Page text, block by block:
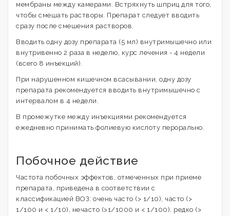
мембраны между камерами. Встряхнуть шприц для того,
чтобы смешать растворы. Препарат следует вводить
сразу после смешения растворов.
Вводить одну дозу препарата (5 мл) внутримышечно или
внутривенно 2 раза в неделю, курс лечения - 4 недели
(всего 8 инъекций).
При нарушенном кишечном всасывании, одну дозу
препарата рекомендуется вводить внутримышечно с
интервалом в 4 недели.
В промежутке между инъекциями рекомендуется
ежедневно принимать фолиевую кислоту перорально.
Побочное действие
Частота побочных эффектов, отмеченных при приеме
препарата, приведена в соответствии с
классификацией ВОЗ: очень часто (> 1/10), часто (>
1/100 и < 1/10), нечасто (>1/1000 и < 1/100), редко (>